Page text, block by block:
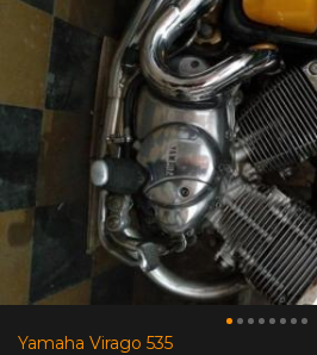
Yamaha Virago 535